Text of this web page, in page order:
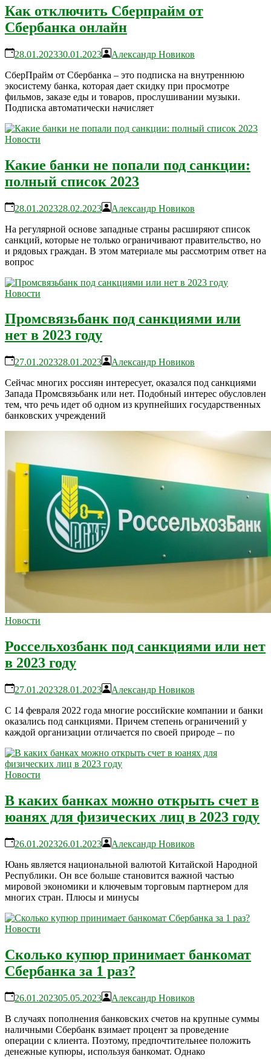
Как отключить Сберпрайм от
Сбербанка онлайн
28.01.202330.01.2023
Александр Новиков
СберПрайм от Сбербанка – это подписка на внутреннюю
экосистему банка, которая дает скидку при просмотре
фильмов, заказе еды и товаров, прослушивании музыки.
Подписка автоматически начисляет
Новости
Какие банки не попали под санкции:
полный список 2023
28.01.202328.02.2023
Александр Новиков
На регулярной основе западные страны расширяют список
санкций, которые не только ограничивают правительство, но
и рядовых граждан. В этом материале мы рассмотрим ответ на
вопрос
Новости
Промсвязьбанк под санкциями или
нет в 2023 году
27.01.202328.01.2023
Александр Новиков
Сейчас многих россиян интересует, оказался под санкциями
Запада Промсвязьбанк или нет. Подобный интерес обусловлен
тем, что речь идет об одном из крупнейших государственных
банковских учреждений
Новости
Россельхозбанк под санкциями или нет
в 2023 году
27.01.202328.01.2023
Александр Новиков
С 14 февраля 2022 года многие российские компании и банки
оказались под санкциями. Причем степень ограничений у
каждой организации отличается по своей природе – по
Новости
В каких банках можно открыть счет в
юанях для физических лиц в 2023 году
26.01.202326.01.2023
Александр Новиков
Юань является национальной валютой Китайской Народной
Республики. Он все больше становится важной частью
мировой экономики и ключевым торговым партнером для
многих стран. Плюсы и минусы
Новости
Сколько купюр принимает банкомат
Сбербанка за 1 раз?
26.01.202305.05.2023
Александр Новиков
В случаях пополнения банковских счетов на крупные суммы
наличными Сбербанк взимает процент за проведение
операции с клиента. Поэтому, предпочтительнее положить
денежные купюры, используя банкомат. Однако